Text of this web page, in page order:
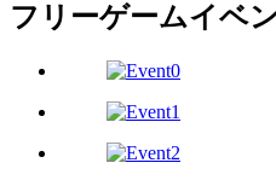
フリーゲームイベ